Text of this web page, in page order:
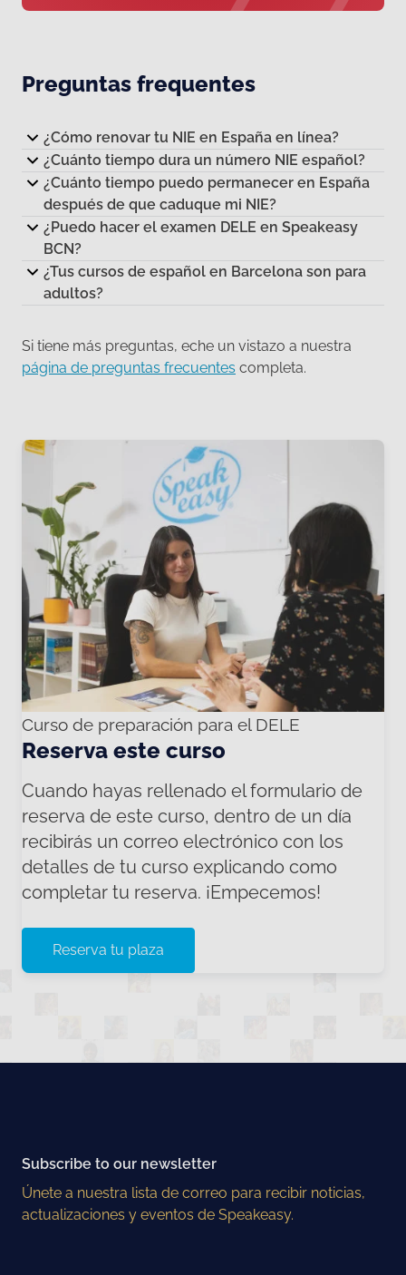
Preguntas frequentes
¿Cómo renovar tu NIE en España en línea?
¿Cuánto tiempo dura un número NIE español?
¿Cuánto tiempo puedo permanecer en España
después de que caduque mi NIE?
¿Puedo hacer el examen DELE en Speakeasy
BCN?
¿Tus cursos de español en Barcelona son para
adultos?
Si tiene más preguntas, eche un vistazo a nuestra
página de preguntas frecuentes completa.
Curso de preparación para el DELE
Reserva este curso
Cuando hayas rellenado el formulario de
reserva de este curso, dentro de un día
recibirás un correo electrónico con los
detalles de tu curso explicando como
completar tu reserva. ¡Empecemos!
Reserva tu plaza
Subscribe to our newsletter
Únete a nuestra lista de correo para recibir noticias,
actualizaciones y eventos de Speakeasy.